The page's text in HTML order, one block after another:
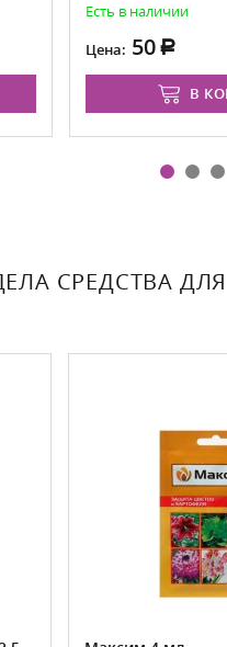
Есть в наличии
Цена: 50
В
СРЕДСТВА